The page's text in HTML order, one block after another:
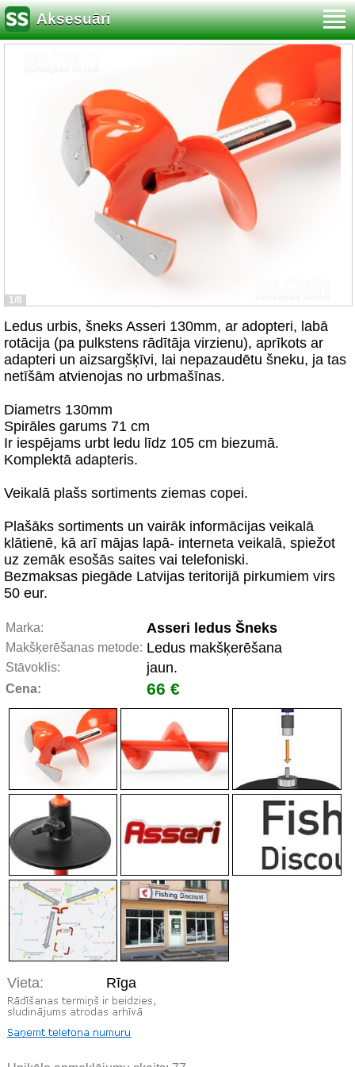
Aksesuāri
1/8
Ledus urbis, šneks Asseri 130mm, ar adopteri, labā
rotācija (pa pulkstens rādītāja virzienu), aprīkots ar
adapteri un aizsargšķīvi, lai nepazaudētu šneku, ja tas
netīšām atvienojas no urbmašīnas.
Diametrs 130mm
Spirāles garums 71 cm
Ir iespējams urbt ledu līdz 105 cm biezumā.
Komplektā adapteris.
Veikalā plašs sortiments ziemas copei.
Plašāks sortiments un vairāk informācijas veikalā
klātienē, kā arī mājas lapā- interneta veikalā, spiežot
uz zemāk esošās saites vai telefoniski.
Bezmaksas piegāde Latvijas teritorijā pirkumiem virs
50 eur.
Marka: Asseri ledus Šneks
Makšķerēšanas metode: Ledus makšķerēšana
Stāvoklis: jaun.
Cena: 66 €
Vieta: Rīga